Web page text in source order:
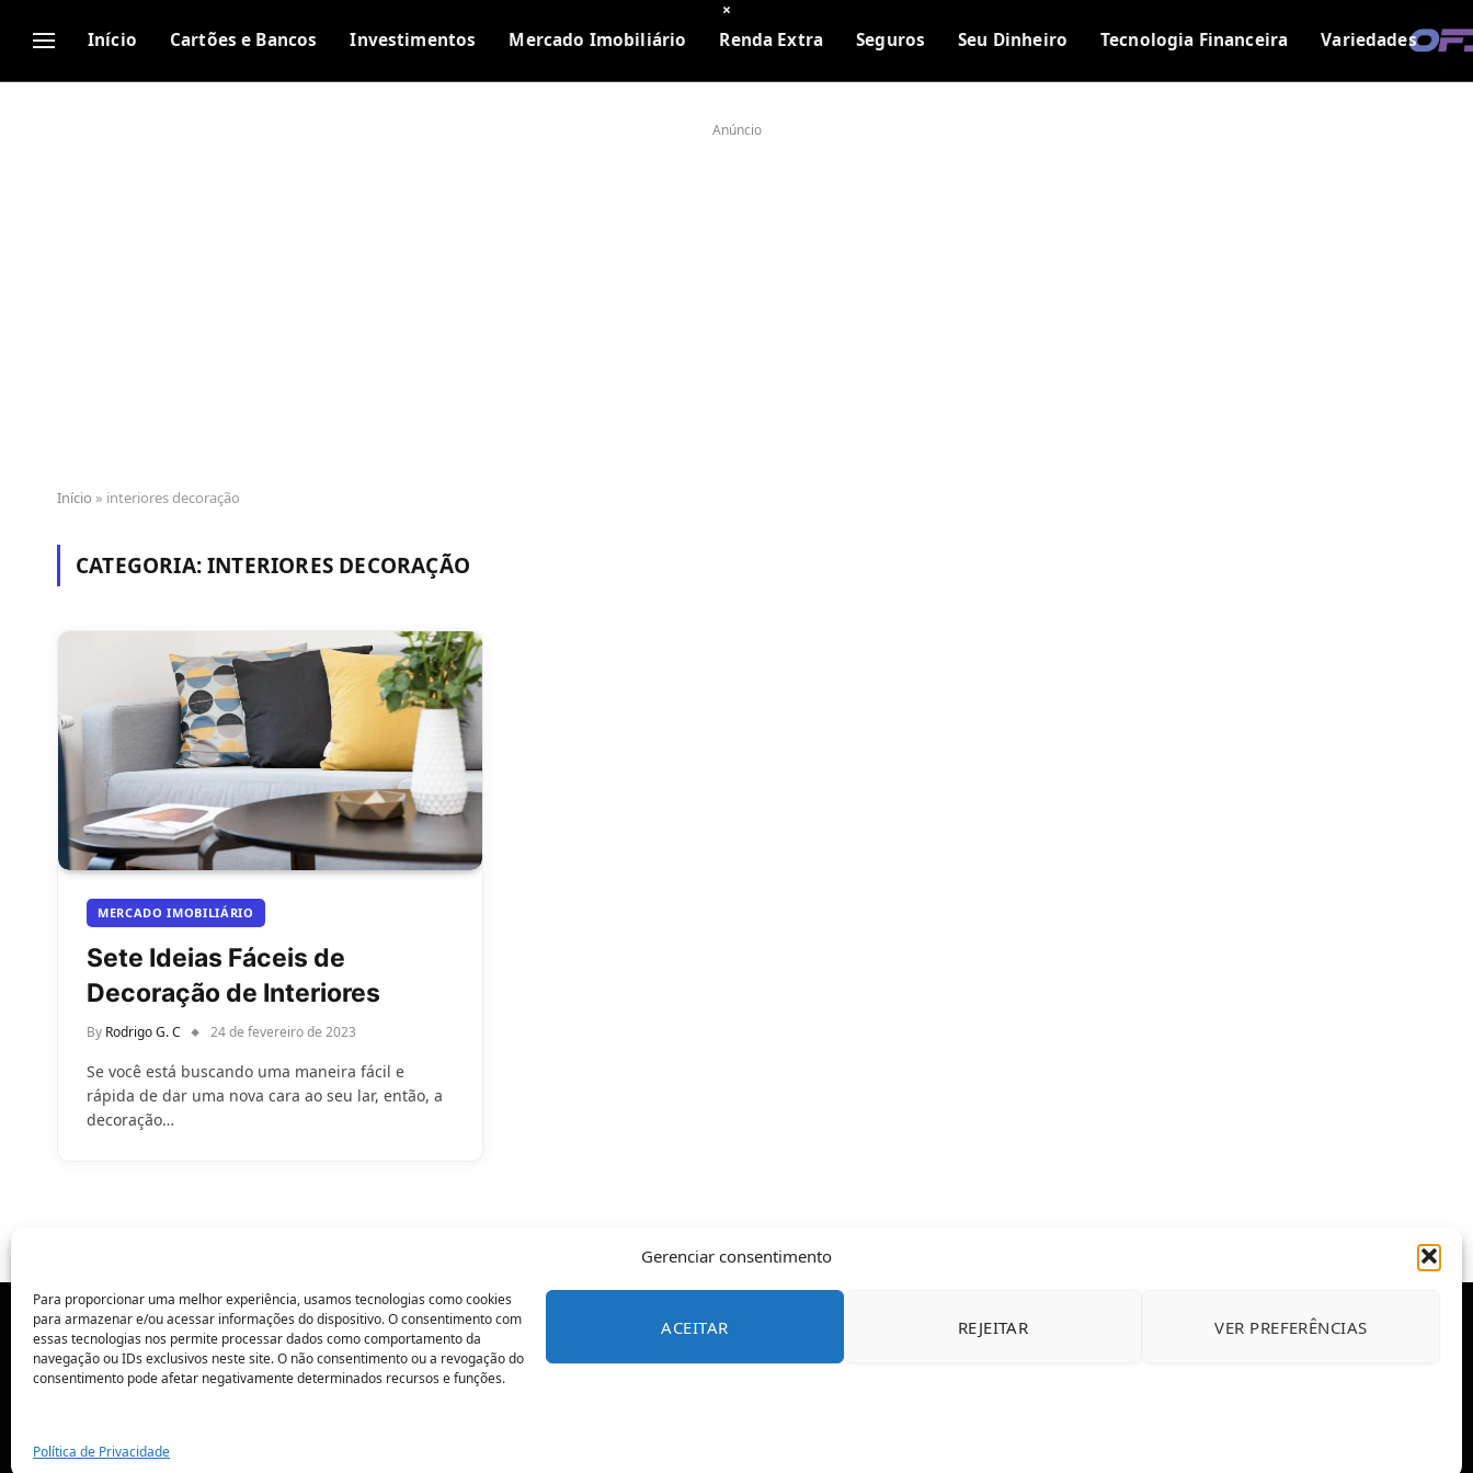
Gerenciar consentimento
Para proporcionar uma melhor experiência, usamos tecnologias como cookies
para armazenar e/ou acessar informações do dispositivo. O consentimento com
essas tecnologias nos permite processar dados como comportamento da
navegação ou IDs exclusivos neste site. O não consentimento ou a revogação do
consentimento pode afetar negativamente determinados recursos e funções.
ACEITAR REJEITAR VER PREFERÊNCIAS
Política de Privacidade
Início Cartões e Bancos Investimentos Mercado Imobiliário Renda Extra Seguros Seu Dinheiro Tecnologia Financeira Variedades
Anúncio
Início » interiores decoração
CATEGORIA:INTERIORES DECORAÇÃO
MERCADO IMOBILIÁRIO
Sete Ideias Fáceis de
Decoração de Interiores
By Rodrigo G. C 24 de fevereiro de 2023
Se você está buscando uma maneira fácil e
rápida de dar uma nova cara ao seu lar, então, a
decoração…
×
POLÍTICA DE PRIVACIDADE CONTATO SOBRE NÓS